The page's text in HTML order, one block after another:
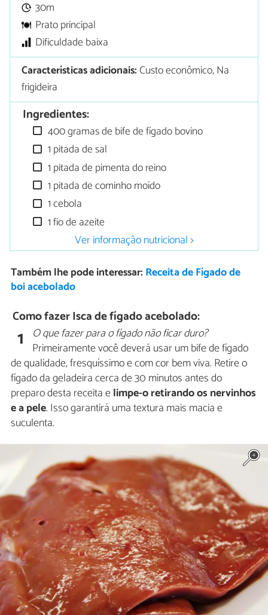
30m
Prato principal
Dificuldade baixa
Características adicionais:Custo econômico, Na
frigideira
Ingredientes:
400 gramas de bife de fígado bovino
1 pitada de sal
1 pitada de pimenta do reino
1 pitada de cominho moído
1 cebola
1 fio de azeite
Ver informação nutricional >
Também lhe pode interessar: Receita de Fígado de
boi acebolado
Como fazer Isca de fígado acebolado:
1 O que fazer para o fígado não ficar duro?
Primeiramente você deverá usar um bife de fígado
de qualidade, fresquíssimo e com cor bem viva. Retire o
fígado da geladeira cerca de 30 minutos antes do
preparo desta receita elimpe-o retirando os nervinhos
e a pele. Isso garantirá uma textura mais macia e
suculenta.